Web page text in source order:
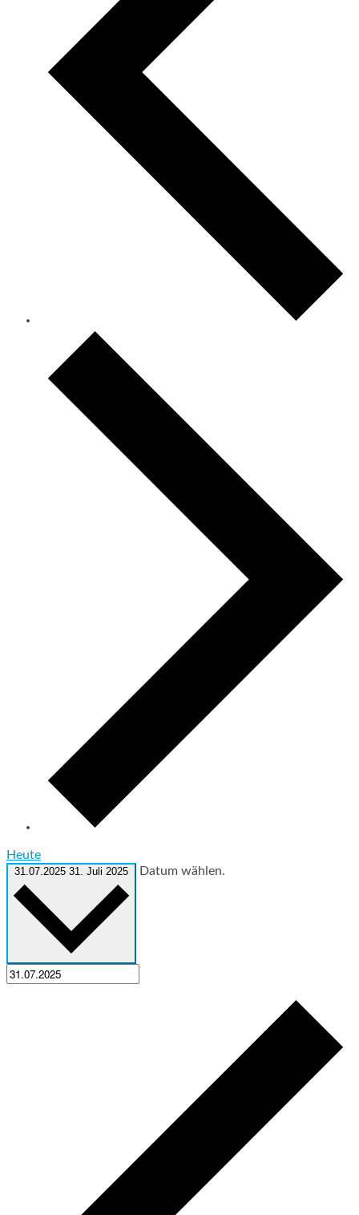
Heute
31.07.2025 31. Juli 2025 Datum wählen.